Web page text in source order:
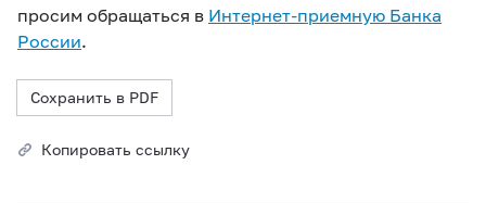
просим обращаться в Интернет-приемную Банка
России.
Сохранить в PDF
Копировать ссылку